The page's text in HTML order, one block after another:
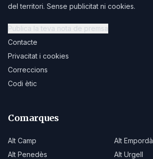
del territori. Sense publicitat ni cookies.
Publica la teva nota de premsa
Contacte
Privacitat i cookies
Correccions
Codi ètic
Comarques
Alt Camp
Alt Empordà
Alt Penedès
Alt Urgell